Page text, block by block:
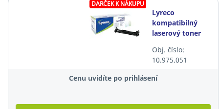
DARČEK K NÁKUPU
Lyreco
kompatibilný
laserový toner
čierny
Obj. číslo:
10.975.051
Cenu uvidíte po prihlásení